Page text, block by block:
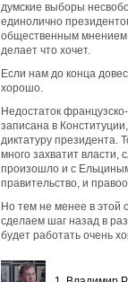
думские выборы
единолично
общественным мнением
делает что хочет.
Если нам до конца
хорошо.
Недостаток
записана в
диктатуру президента.
много захватит власти,
произошло и с
правительство, и
Но тем не менее в этой
сделаем шаг назад в
будет работать очень